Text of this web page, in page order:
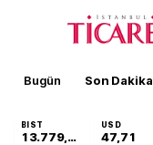
Bugün Son Dakika
BIST
13.779,39
USD
47,71